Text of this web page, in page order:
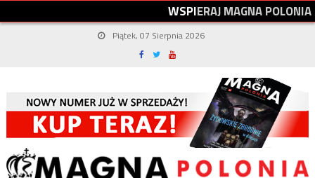
WSPIERAJMAGNAPOLONIA
Piątek, 07 Sierpnia 2026